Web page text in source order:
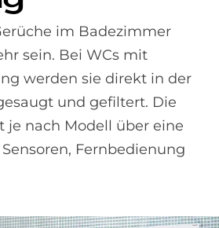
im Badezimmer
sein. Bei WCs mit
werden sie direkt in der
und gefiltert. Die
je nach Modell über eine
Fernbedienung